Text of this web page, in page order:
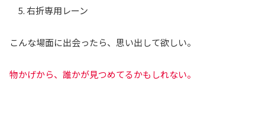
右折専用レーン
こんな場面に出会ったら、思い出して欲しい。
物かげから、誰かが見つめてるかもしれない。